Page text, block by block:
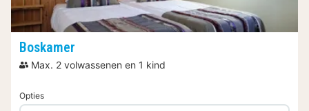
Boskamer
Max. 2 volwassenen en 1 kind
Opties